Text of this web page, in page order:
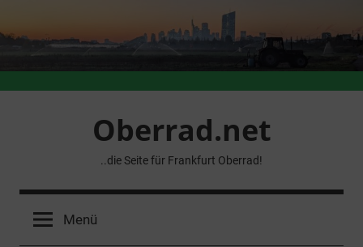
Inhalt
springen
Oberrad.net
..die Seite für Frankfurt Oberrad!
Menü